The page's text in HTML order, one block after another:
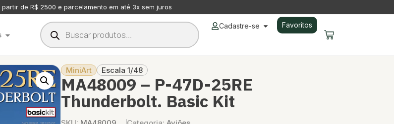
partir de R$ 2500 e parcelamento em até 3x sem juros
Cadastre-se Favoritos
MiniArt Escala 1/48
MA48009 – P-47D-25RE
Thunderbolt. Basic Kit